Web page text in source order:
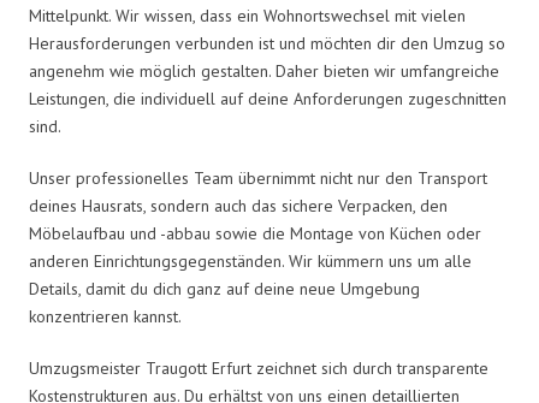
Mittelpunkt. Wir wissen, dass ein Wohnortswechsel mit vielen
Herausforderungen verbunden ist und möchten dir den Umzug so
angenehm wie möglich gestalten. Daher bieten wir umfangreiche
Leistungen, die individuell auf deine Anforderungen zugeschnitten
sind.
Unser professionelles Team übernimmt nicht nur den Transport
deines Hausrats, sondern auch das sichere Verpacken, den
Möbelaufbau und -abbau sowie die Montage von Küchen oder
anderen Einrichtungsgegenständen. Wir kümmern uns um alle
Details, damit du dich ganz auf deine neue Umgebung
konzentrieren kannst.
Umzugsmeister Traugott Erfurt zeichnet sich durch transparente
Kostenstrukturen aus. Du erhältst von uns einen detaillierten